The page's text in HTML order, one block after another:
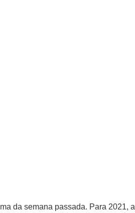
da semana passada. Para